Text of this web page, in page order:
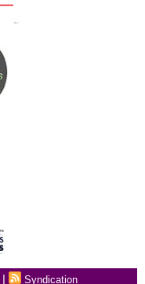
| Syndication